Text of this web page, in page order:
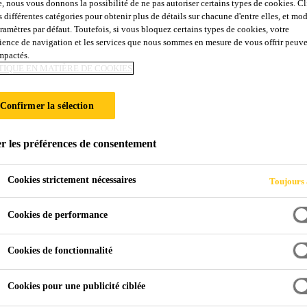
bicomposant, à durcissement rapide, avec long
de montage STP bicomposant. Le durcissement est
le collage d'éléments de construction de grande
supports courants
nous vous donnons la possibilité de ne pas autoriser certains types de cookies.
différentes catégories pour obtenir plus de détails sur chacune d'entre elles, et
par défaut. Toutefois, si vous bloquez certains types de cookies, votre
de navigation et les services que nous sommes en mesure de vous offrir
EN MATIÈRE DE COOKIES
Confirmer la sélection
les préférences de consentement
Cookies strictement nécessaires Toujours
Cookies de performance
Cookies de fonctionnalité
Cookies pour une publicité ciblée